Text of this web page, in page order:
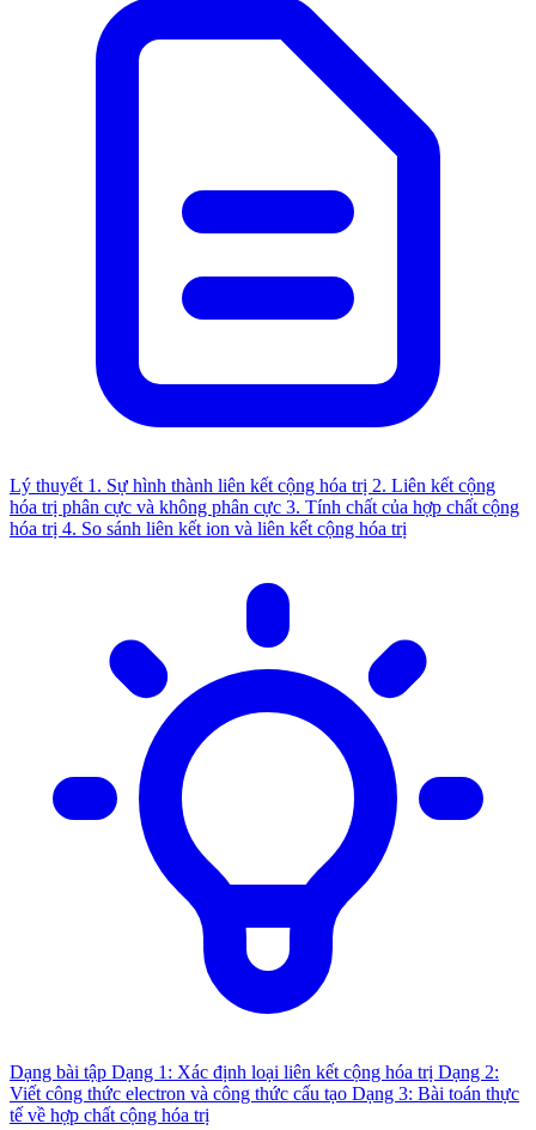
Lý thuyết 1. Sự hình thành liên kết cộng hóa trị 2. Liên kết cộng
hóa trị phân cực và không phân cực 3. Tính chất của hợp chất cộng
hóa trị 4. So sánh liên kết ion và liên kết cộng hóa trị
Dạng bài tập Dạng 1: Xác định loại liên kết cộng hóa trị Dạng 2:
Viết công thức electron và công thức cấu tạo Dạng 3: Bài toán thực
tế về hợp chất cộng hóa trị